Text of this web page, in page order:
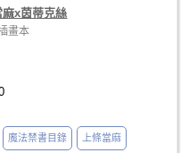
麻x茵蒂克絲
畫本
魔法禁書目錄 上條當麻